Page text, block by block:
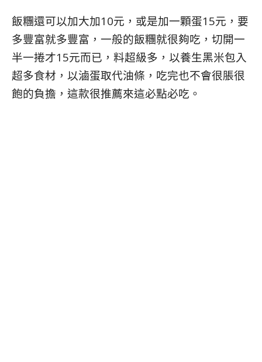
飯糰還可以加大加10元，或是加一顆蛋15元，要
多豐富就多豐富，一般的飯糰就很夠吃，切開一
半一捲才15元而已，料超級多，以養生黑米包入
超多食材，以滷蛋取代油條，吃完也不會很脹很
飽的負擔，這款很推薦來這必點必吃。